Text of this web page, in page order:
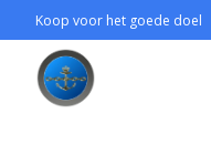
Koop voor het goede doel